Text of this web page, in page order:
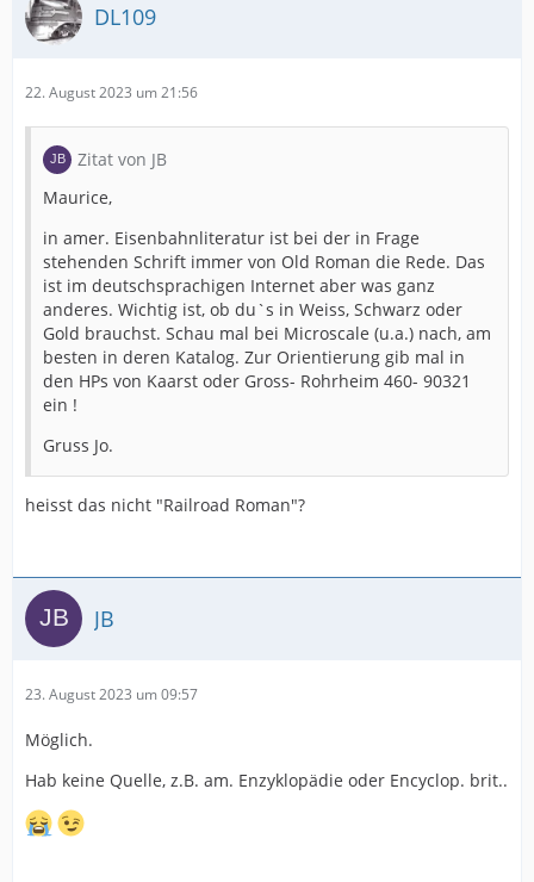
DL109
22. August 2023 um 21:56
Zitat von JB
Maurice,
in amer. Eisenbahnliteratur ist bei der in Frage
stehenden Schrift immer von Old Roman die Rede. Das
ist im deutschsprachigen Internet aber was ganz
anderes. Wichtig ist, ob du`s in Weiss, Schwarz oder
Gold brauchst. Schau mal bei Microscale (u.a.) nach, am
besten in deren Katalog. Zur Orientierung gib mal in
den HPs von Kaarst oder Gross- Rohrheim 460- 90321
ein !
Gruss Jo.
heisst das nicht "Railroad Roman"?
JB
23. August 2023 um 09:57
Möglich.
Hab keine Quelle, z.B. am. Enzyklopädie oder Encyclop. brit..